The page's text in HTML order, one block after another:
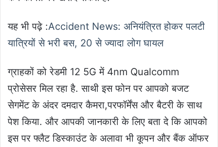
यह भी पढ़े :Accident News: अनियंत्रित होकर पलटी
यात्रियों से भरी बस, 20 से ज्यादा लोग घायल
ग्राहकों को रेडमी 12 5G में 4nm Qualcomm
प्रोसेसर मिल रहा है. साथी इस फोन पर आपको बजट
सेगमेंट के अंदर दमदार कैमरा,परफॉर्मेंस और बैटरी के साथ
पेश किया. और आपकी जानकारी के लिए बता दे कि आपको
इस पर फ्लैट डिस्काउंट के अलावा भी कूपन और बैंक ऑफर